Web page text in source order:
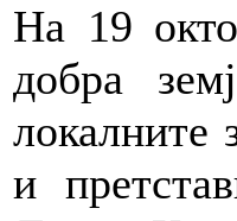
На 19
добра
локалните
и